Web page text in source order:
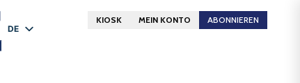
DE
KIOSK MEIN KONTO ABONNIEREN